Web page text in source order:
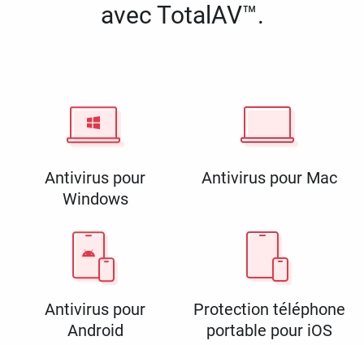
avec TotalAV™.
Antivirus pour
Windows
Antivirus pour Mac
Antivirus pour
Android
Protection téléphone
portable pour iOS